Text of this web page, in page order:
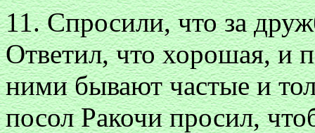
11. Спросили, что за
Ответил, что хорошая, и
ними бывают частые и
посол Ракочи просил,